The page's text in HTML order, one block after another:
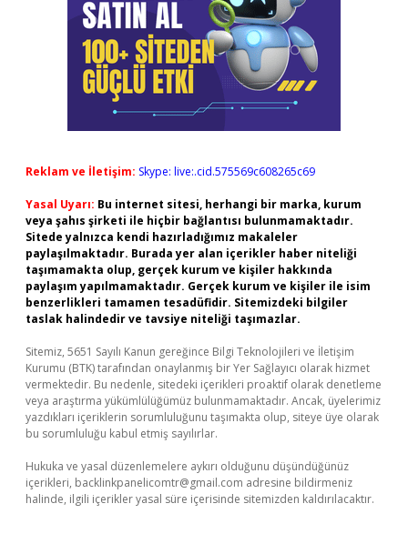
Reklam ve İletişim: Skype: live:.cid.575569c608265c69
Yasal Uyarı: Bu internet sitesi, herhangi bir marka, kurum
veya şahıs şirketi ile hiçbir bağlantısı bulunmamaktadır.
Sitede yalnızca kendi hazırladığımız makaleler
paylaşılmaktadır. Burada yer alan içerikler haber niteliği
taşımamakta olup, gerçek kurum ve kişiler hakkında
paylaşım yapılmamaktadır. Gerçek kurum ve kişiler ile isim
benzerlikleri tamamen tesadüfidir. Sitemizdeki bilgiler
taslak halindedir ve tavsiye niteliği taşımazlar.
Sitemiz, 5651 Sayılı Kanun gereğince Bilgi Teknolojileri ve İletişim
Kurumu (BTK) tarafından onaylanmış bir Yer Sağlayıcı olarak hizmet
vermektedir. Bu nedenle, sitedeki içerikleri proaktif olarak denetleme
veya araştırma yükümlülüğümüz bulunmamaktadır. Ancak, üyelerimiz
yazdıkları içeriklerin sorumluluğunu taşımakta olup, siteye üye olarak
bu sorumluluğu kabul etmiş sayılırlar.
Hukuka ve yasal düzenlemelere aykırı olduğunu düşündüğünüz
içerikleri, backlinkpanelicomtr@gmail.com adresine bildirmeniz
halinde, ilgili içerikler yasal süre içerisinde sitemizden kaldırılacaktır.